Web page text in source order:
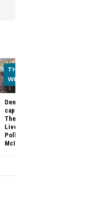
THE ONES
WHO LIVE
Dentro del
capítulo 5 de
The Ones Who
Live con
Pollyanna
McIntosh